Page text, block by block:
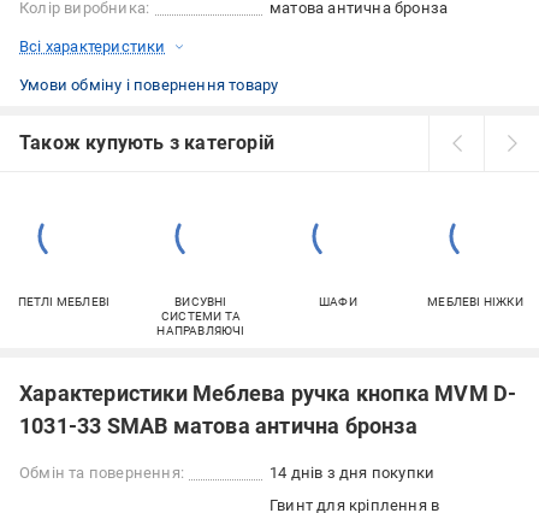
Колір виробника:
матова антична бронза
Всі характеристики
Умови обміну і повернення товару
Також купують з категорій
ПЕТЛІ МЕБЛЕВІ
ВИСУВНІ
СИСТЕМИ ТА
НАПРАВЛЯЮЧІ
ШАФИ МЕБЛЕВІ НІЖКИ
Характеристики Меблева ручка кнопка MVM D-
1031-33 SMAB матова антична бронза
Обмін та повернення:
14 днів з дня покупки
Гвинт для кріплення в